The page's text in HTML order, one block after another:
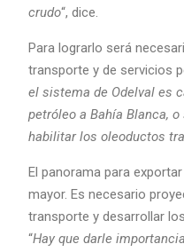
crudo“, dice.
Para lograrlo será
transporte y de servicios
el sistema de Odelval es
petróleo a Bahía Blanca,
habilitar los oleoductos
El panorama para
mayor. Es necesario
transporte y desarrollar
“Hay que darle